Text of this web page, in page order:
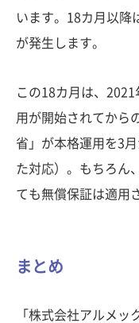
います。18カ月以降
が発生します。
この18カ月は、
用が開始されてから
省」が本格運用を3
た対応）。もちろん
ても無償保証は適用
まとめ
「株式会社アルメッ